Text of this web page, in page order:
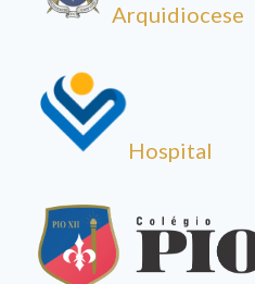
Arquidiocese
Hospital